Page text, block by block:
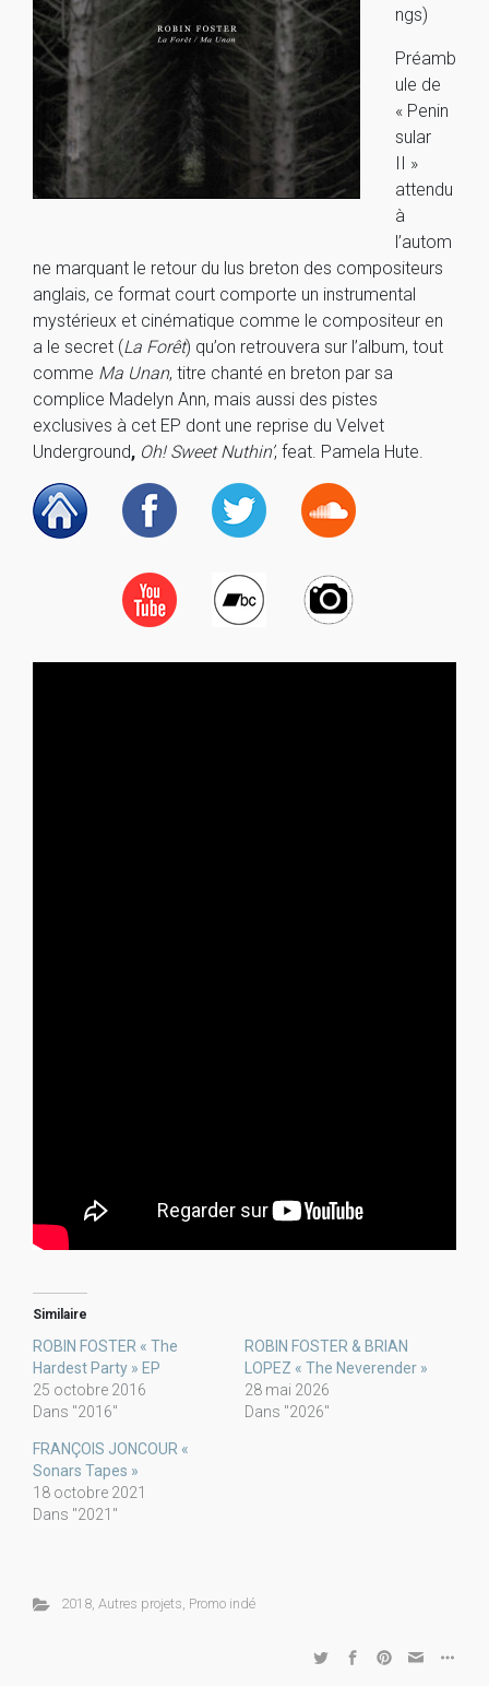
ngs)
Préamb
ule de
« Penin
sular
II »
attendu
à
l’autom
ne marquant le retour du lus breton des compositeurs
anglais, ce format court comporte un instrumental
mystérieux et cinématique comme le compositeur en
a le secret (La Forêt) qu’on retrouvera sur l’album, tout
comme Ma Unan, titre chanté en breton par sa
complice Madelyn Ann, mais aussi des pistes
exclusives à cet EP dont une reprise du Velvet
Underground, Oh! Sweet Nuthin’, feat. Pamela Hute.
Similaire
ROBIN FOSTER « The
Hardest Party » EP
25 octobre 2016
Dans "2016"
ROBIN FOSTER & BRIAN
LOPEZ « The Neverender »
28 mai 2026
Dans "2026"
FRANÇOIS JONCOUR «
Sonars Tapes »
18 octobre 2021
Dans "2021"
2018, Autres projets, Promo indé